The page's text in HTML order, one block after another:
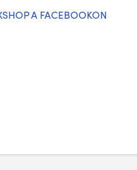
A FACEBOOKON